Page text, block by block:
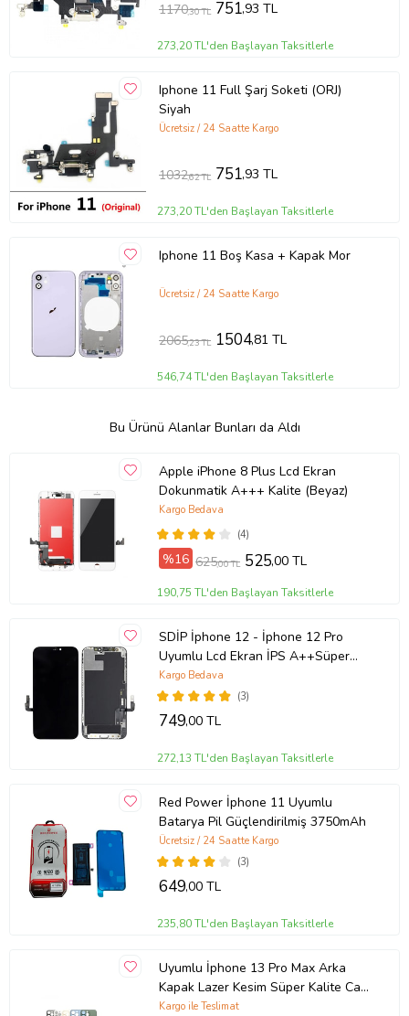
1170,30 TL 751,93 TL
273,20 TL'den Başlayan Taksitlerle
Iphone 11 Full Şarj Soketi (ORJ)
Siyah
Ücretsiz / 24 Saatte Kargo
1032,62 TL 751,93 TL
273,20 TL'den Başlayan Taksitlerle
Iphone 11 Boş Kasa + Kapak Mor
Ücretsiz / 24 Saatte Kargo
2065,23 TL 1504,81 TL
546,74 TL'den Başlayan Taksitlerle
Bu Ürünü Alanlar Bunları da Aldı
Apple iPhone 8 Plus Lcd Ekran
Dokunmatik A+++ Kalite (Beyaz)
(4)
Kargo Bedava
%16 625,00 TL 525,00 TL
190,75 TL'den Başlayan Taksitlerle
SDİP İphone 12 - İphone 12 Pro
Uyumlu Lcd Ekran İPS A++Süper
Kalite
(3)
Kargo Bedava
749,00 TL
272,13 TL'den Başlayan Taksitlerle
Red Power İphone 11 Uyumlu
Batarya Pil Güçlendirilmiş 3750mAh
(3)
Ücretsiz / 24 Saatte Kargo
649,00 TL
235,80 TL'den Başlayan Taksitlerle
Uyumlu İphone 13 Pro Max Arka
Kapak Lazer Kesim Süper Kalite Cam
-- Mavi
Kargo ile Teslimat